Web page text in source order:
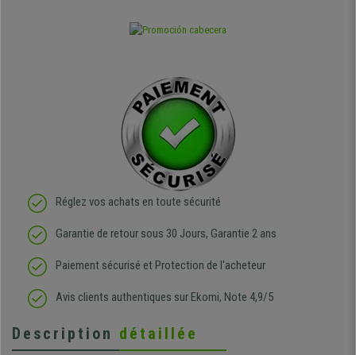
Réglez vos achats en toute sécurité
Garantie de retour sous 30 Jours, Garantie 2 ans
Paiement sécurisé et Protection de l'acheteur
Avis clients authentiques sur Ekomi, Note 4,9/5
Description détaillée